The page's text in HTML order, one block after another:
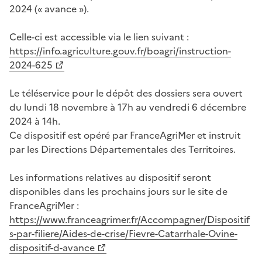
2024 (« avance »).
Celle-ci est accessible via le lien suivant :
https://info.agriculture.gouv.fr/boagri/instruction-
2024-625
Le téléservice pour le dépôt des dossiers sera ouvert
du lundi 18 novembre à 17h au vendredi 6 décembre
2024 à 14h.
Ce dispositif est opéré par FranceAgriMer et instruit
par les Directions Départementales des Territoires.
Les informations relatives au dispositif seront
disponibles dans les prochains jours sur le site de
FranceAgriMer :
https://www.franceagrimer.fr/Accompagner/Dispositif
s-par-filiere/Aides-de-crise/Fievre-Catarrhale-Ovine-
dispositif-d-avance